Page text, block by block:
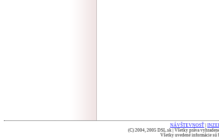
NÁVŠTEVNOSŤ
(C) 2004, 2005 DSL.sk | Všetky práva
Všetky uvedené informácie sú